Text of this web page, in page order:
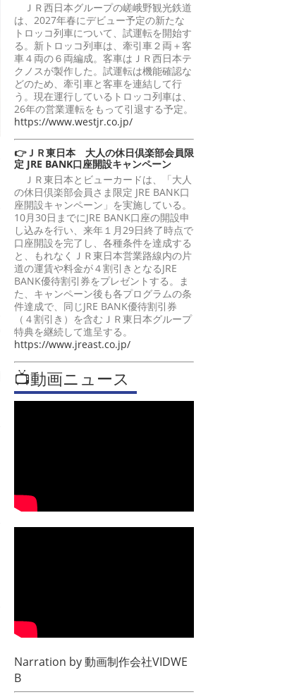
ＪＲ西日本グループの嵯峨野観光鉄道
は、2027年春にデビュー予定の新たな
トロッコ列車について、試運転を開始す
る。新トロッコ列車は、牽引車２両＋客
車４両の６両編成。客車はＪＲ西日本テ
クノスが製作した。試運転は機能確認な
どのため、牽引車と客車を連結して行
う。現在運行しているトロッコ列車は、
26年の営業運転をもって引退する予定。
https://www.westjr.co.jp/
👉ＪＲ東日本 大人の休日倶楽部会員限
定 JRE BANK口座開設キャンペーン
ＪＲ東日本とビューカードは、「大人
の休日倶楽部会員さま限定 JRE BANK口
座開設キャンペーン」を実施している。
10月30日までにJRE BANK口座の開設申
し込みを行い、来年１月29日終了時点で
口座開設を完了し、各種条件を達成する
と、もれなくＪＲ東日本営業路線内の片
道の運賃や料金が４割引きとなるJRE
BANK優待割引券をプレゼントする。ま
た、キャンペーン後も各プログラムの条
件達成で、同じJRE BANK優待割引券
（４割引き）を含むＪＲ東日本グループ
特典を継続して進呈する。
https://www.jreast.co.jp/
📺動画ニュース
Narration by動画制作会社VIDWE
B